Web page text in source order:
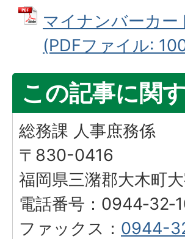
マイナンバーカー
(PDFファイル:
この記事に関
総務課 人事庶務係
〒830-0416
福岡県三潴郡大木町
電話番号：
ファックス： 0944-